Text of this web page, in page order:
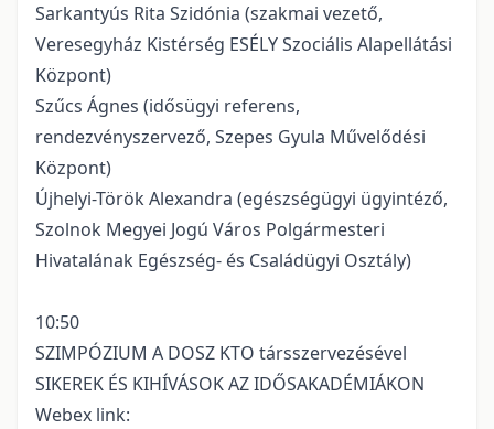
Sarkantyús Rita Szidónia (szakmai vezető,
Veresegyház Kistérség ESÉLY Szociális Alapellátási
Központ)
Szűcs Ágnes (idősügyi referens,
rendezvényszervező, Szepes Gyula Művelődési
Központ)
Újhelyi-Török Alexandra (egészségügyi ügyintéző,
Szolnok Megyei Jogú Város Polgármesteri
Hivatalának Egészség- és Családügyi Osztály)
10:50
SZIMPÓZIUM A DOSZ KTO társszervezésével
SIKEREK ÉS KIHÍVÁSOK AZ IDŐSAKADÉMIÁKON
Webex link: